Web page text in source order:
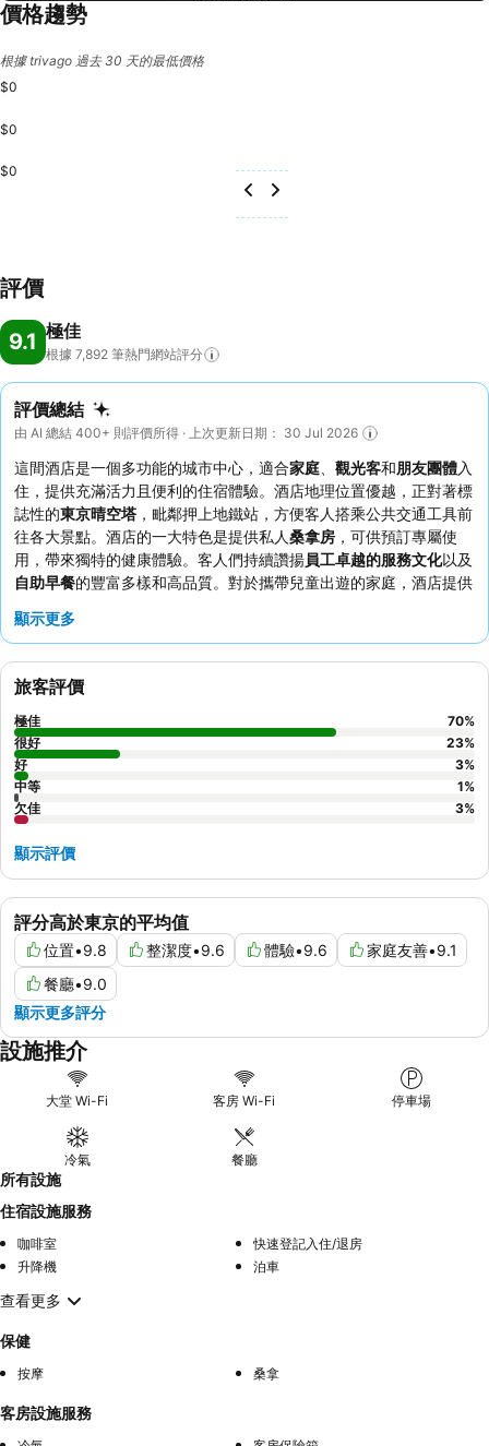
價格趨勢
根據 trivago 過去 30 天的最低價格
$0
$0
$0
評價
9.1 極佳
根據 7,892 筆熱門網站評分
評價總結
由 AI 總結 400+ 則評價所得 · 上次更新日期： 30 Jul 2026
這間酒店是一個多功能的城市中心，適合家庭 觀光客和朋友團體入
住，提供充滿活力且便利的住宿體驗。酒店地理位置優越，正對著標
誌性的東京晴空塔 ，毗鄰押上地鐵站，方便客人搭乘公共交通工具前
往各大景點。酒店的一大特色是提供私人桑拿房 ，可供預訂專屬使
用，帶來獨特的健康體驗。客人們持續讚揚員工卓越的服務文化以及
自助早餐的豐富多樣和高品質。對於攜帶兒童出遊的家庭，酒店提供
顯示更多
評分高於東京的平均值
位置•9.8 整潔度•9.6 體驗•9.6 家庭友善•9.1
餐廳•9.0
顯示更多評分
旅客評價
極佳 70%
很好
23%
好
3%
中等
1%
欠佳
3%
顯示評價
設施推介
大堂 Wi-Fi 客房 Wi-Fi 停車場
冷氣 餐廳
所有設施
住宿設施服務
咖啡室
快速登記入住/退房
升降機
泊車
查看更多
保健
按摩 桑拿
客房設施服務